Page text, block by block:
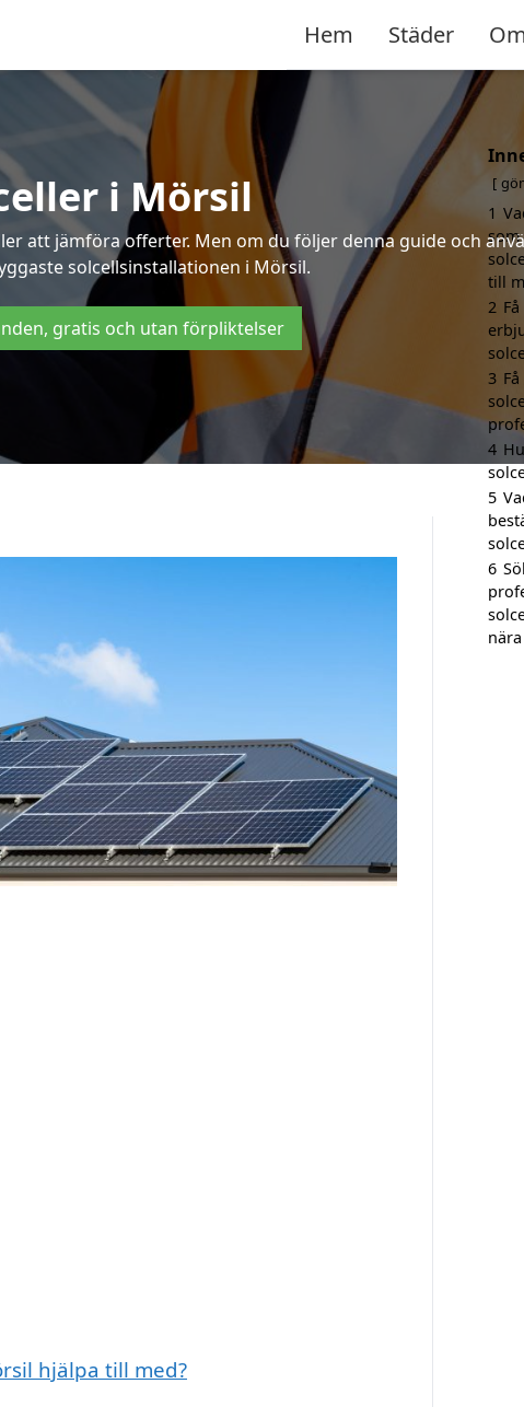
Hem Städer
i Mörsil
att jämföra offerter. Men om du följer denna guide och
solcellsinstallationen i Mörsil.
gratis och utan förpliktelser
hjälpa till med?
1
som
till
2
3
4
5
6